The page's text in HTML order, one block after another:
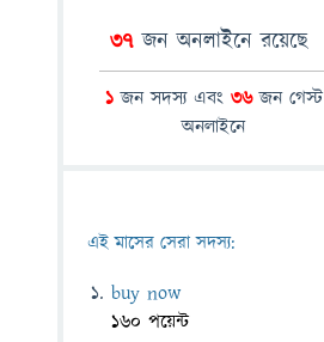
37জন অনলাইনে রয়েছে
1জন সদস্য এবং 36জন গেস্ট
অনলাইনে
এই মাসের সেরা সদস্য:
buy now
160 পয়েন্ট